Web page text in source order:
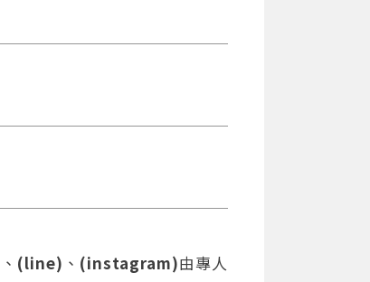
、 (line) 、 (instagram)由專人